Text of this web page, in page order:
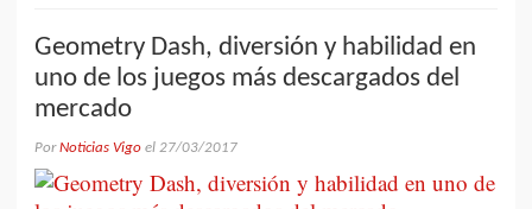
Geometry Dash, diversión y habilidad en
uno de los juegos más descargados del
mercado
PorNoticias Vigo el 27/03/2017